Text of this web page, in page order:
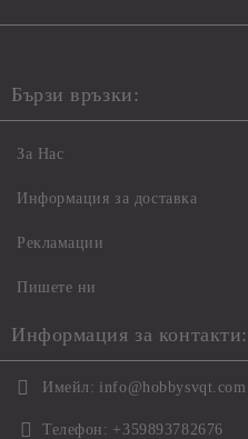
Бързи връзки:
За Нас
Информация за доставка
Рекламации
Пишете ни
Информация за контакти:
Имейл: info@hobbysvqt.com
Телефон: +359893782676